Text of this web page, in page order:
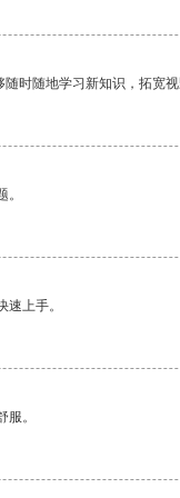
时随地学习新知识，拓宽
上手。
。